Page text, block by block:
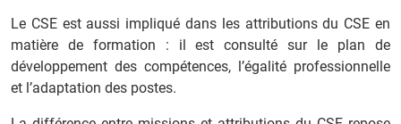
Le CSE est aussi impliqué dans les attributions du CSE en
matière de formation : il est consulté sur le plan de
développement des compétences, l’égalité professionnelle
et l’adaptation des postes.